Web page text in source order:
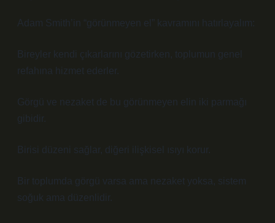
Adam Smith’in “görünmeyen el” kavramını hatırlayalım:
Bireyler kendi çıkarlarını gözetirken, toplumun genel
refahına hizmet ederler.
Görgü ve nezaket de bu görünmeyen elin iki parmağı
gibidir.
Birisi düzeni sağlar, diğeri ilişkisel ısıyı korur.
Bir toplumda görgü varsa ama nezaket yoksa, sistem
soğuk ama düzenlidir.